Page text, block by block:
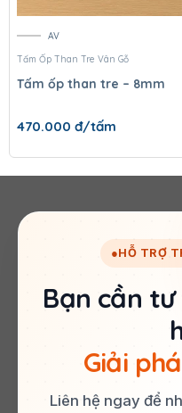
AV
Tấm Ốp Than Tre Vân Gỗ
Tấm ốp than tre – 8mm
470.000 đ/tấm
●HỖ TRỢ
Bạn cần
Giải
Liên hệ ngay để